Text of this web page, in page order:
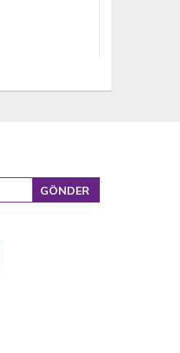
Halka